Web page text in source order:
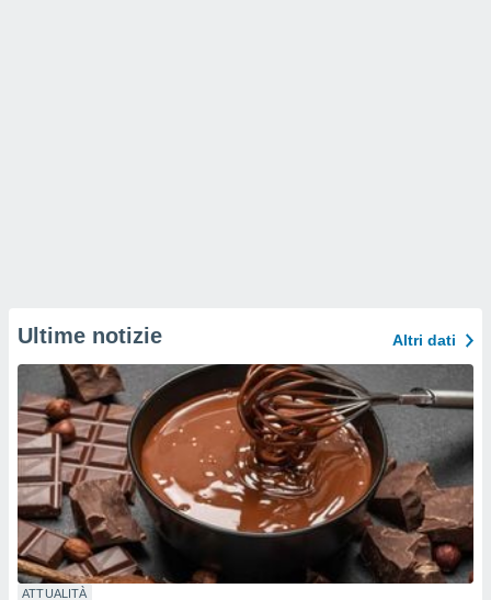
Ultime notizie Altri dati
ATTUALITÀ